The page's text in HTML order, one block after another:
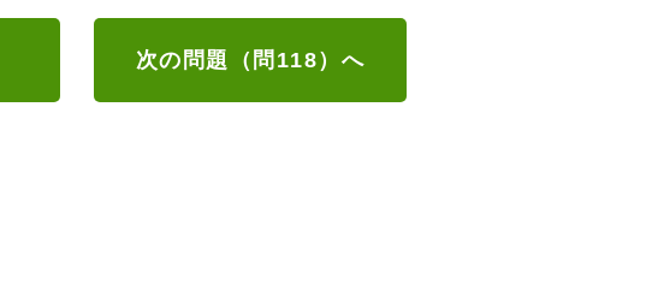
次の問題（問118）へ